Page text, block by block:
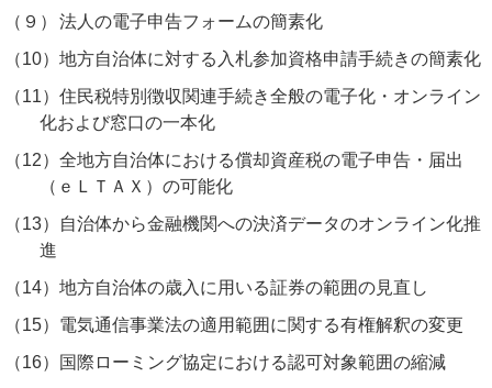
（９）
法人の電子申告フォームの簡素化
（10） 地方自治体に対する入札参加資格申請手続きの簡素化
（11） 住民税特別徴収関連手続き全般の電子化・オンライン
化および窓口の一本化
（12） 全地方自治体における償却資産税の電子申告・届出
（ｅＬＴＡＸ）の可能化
（13）
自治体から金融機関への決済データのオンライン化推
進
（14） 地方自治体の歳入に用いる証券の範囲の見直し
（15） 電気通信事業法の適用範囲に関する有権解釈の変更
（16）
国際ローミング協定における認可対象範囲の縮減